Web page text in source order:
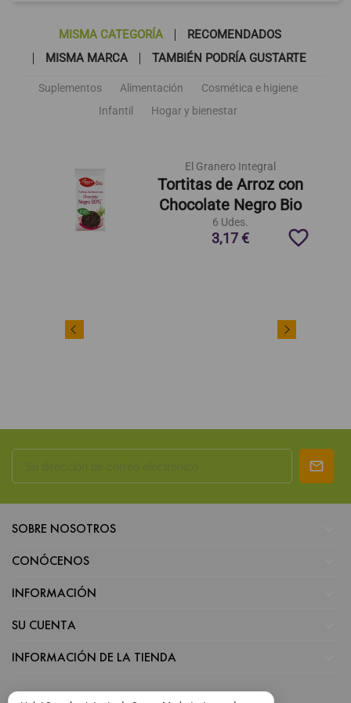
MISMA CATEGORÍA
RECOMENDADOS
MISMA MARCA
TAMBIÉN PODRÍA GUSTARTE
Suplementos Alimentación
Cosmética e higiene
Infantil
Hogar y bienestar
El Granero Integral
Tortitas de Arroz con
Chocolate Negro Bio
6 Udes.
3,17 € favorite_border
SOBRE NOSOTROS
CONÓCENOS
INFORMACIÓN
SU CUENTA
INFORMACIÓN DE LA TIENDA